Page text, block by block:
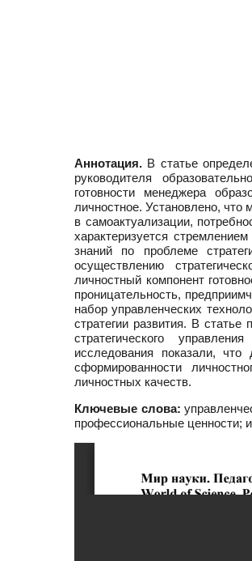
Аннотация. В статье
руководителя
готовности менеджера
личностное. Установлено, что
в самоактуализации,
характеризуется
знаний по проблеме
осуществлению
личностный компонент
проницательность,
набор управленческих
стратегии развития. В
стратегического
исследования показали, что
сформированности
личностных качеств.
Ключевые слова:
профессиональные ценности;